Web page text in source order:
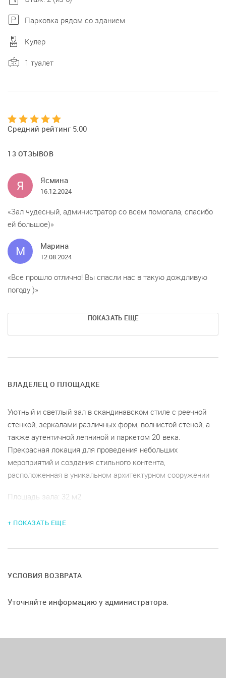
Парковка рядом со зданием
Кулер
1 туалет
Средний рейтинг 5.00
13 ОТЗЫВОВ
Я Ясмина
16.12.2024
Зал чудесный, администратор со всем помогала, спасибо
ей большое)
М Марина
12.08.2024
Все прошло отлично! Вы спасли нас в такую дождливую
погоду )
ПОКАЗАТЬ ЕЩЕ
ВЛАДЕЛЕЦ О ПЛОЩАДКЕ
Уютный и светлый зал в скандинавском стиле с реечной
стенкой, зеркалами различных форм, волнистой стеной, а
также аутентичной лепниной и паркетом 20 века.
Прекрасная локация для проведения небольших
мероприятий и создания стильного контента,
расположенная в уникальном архитектурном сооружении
Площадь зала: 32 м2
Пространство отлично подходит для:
- встреч и корпоративов;
МЕБЕЛЬ
+ ПОКАЗАТЬ ЕЩЕ
УСЛОВИЯ ВОЗВРАТА
Уточняйте информацию у администратора.